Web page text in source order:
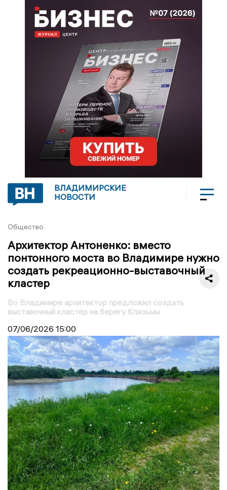
ВЛАДИМИРСКИЕ
НОВОСТИ
Общество
Архитектор Антоненко: вместо
понтонного моста во Владимире нужно
создать рекреационно-выставочный
кластер
Во Владимире архитектор предложил создать
выставочный кластер на берегу Клязьмы
07/06/2026 15:00